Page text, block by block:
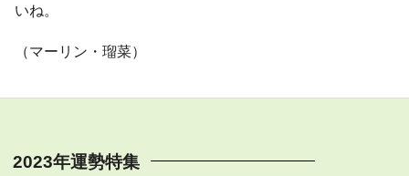
いね。
（マーリン・瑠菜）
2023年運勢特集